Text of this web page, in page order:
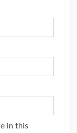
in this